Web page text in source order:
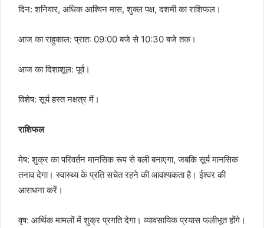
दिन: शनिवार, अधिक आश्विन मास, शुक्ल पक्ष, दशमी का राशिफल।
आज का राहुकाल: प्रात: 09:00 बजे से 10:30 बजे तक।
आज का दिशाशूल: पूर्व।
विशेष: सूर्य हस्त नक्षत्र में।
राशिफल
मेष: शुक्र का परिवर्तन मानसिक रूप से बली बनाएगा, जबकि सूर्य मानसिक
तनाव देगा। स्वास्थ्य के प्रति सचेत रहने की आवश्यकता है। ईश्वर की
आराधना करें।
वृष: आर्थिक मामलों में शुक्र प्रगति देगा। व्यावसायिक प्रयास फलीभूत होंगे।